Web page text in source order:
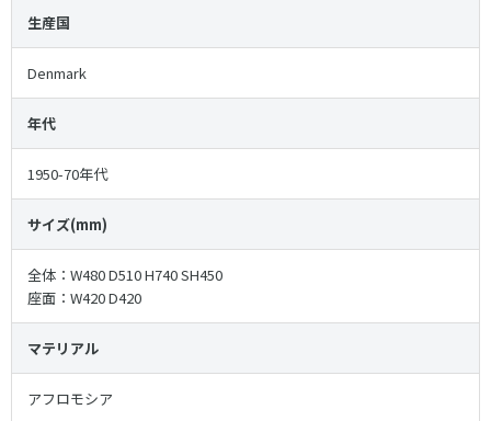
生産国
Denmark
年代
1950-70年代
サイズ(mm)
全体：W480 D510 H740 SH450
座面：W420 D420
マテリアル
アフロモシア